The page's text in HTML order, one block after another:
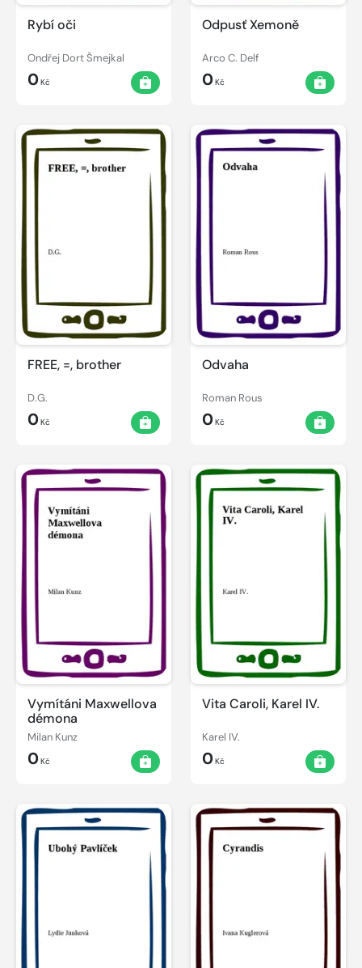
Rybí oči
Ondřej Dort Šmejkal
0Kč
Odpusť Xemoně
Arco C. Delf
0Kč
FREE, =, brother
D.G.
0Kč
Odvaha
Roman Rous
0Kč
Vymítáni Maxwellova
démona
Milan Kunz
0Kč
Vita Caroli, Karel IV.
Karel IV.
0Kč